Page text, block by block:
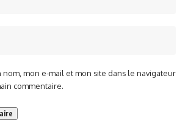
mon e-mail et mon site dans le navigateur
commentaire.